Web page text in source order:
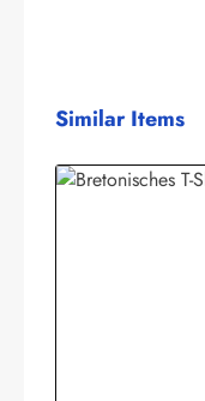
Produktgalerie
Similar Items